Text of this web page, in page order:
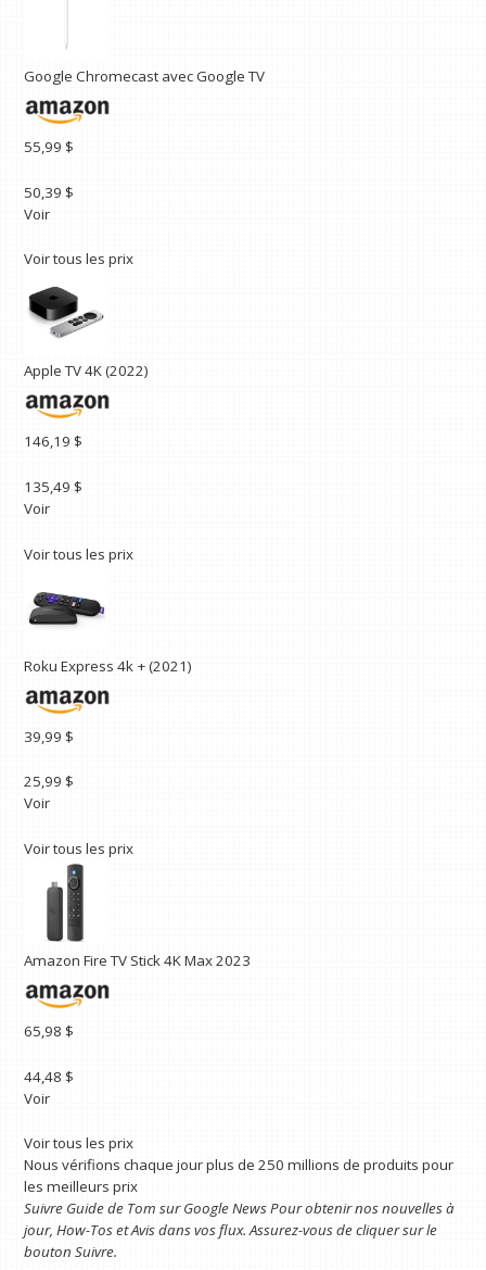
Google Chromecast avec Google TV
55,99 $
50,39 $
Voir
Voir tous les prix
Apple TV 4K (2022)
146,19 $
135,49 $
Voir
Voir tous les prix
Roku Express 4k + (2021)
39,99 $
25,99 $
Voir
Voir tous les prix
Amazon Fire TV Stick 4K Max 2023
65,98 $
44,48 $
Voir
Voir tous les prix
Nous vérifions chaque jour plus de 250 millions de produits pour
les meilleurs prix
Suivre Guide de Tom sur Google NewsPour obtenir nos nouvelles à
jour, How-Tos et Avis dans vos flux. Assurez-vous de cliquer sur le
bouton Suivre.